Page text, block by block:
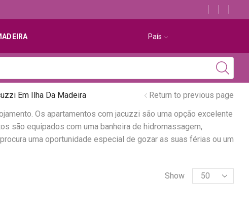
País
Em Ilha Da Madeira
Return to previous page
Os apartamentos com jacuzzi são uma opção excelente
são equipados com uma banheira de hidromassagem,
uma oportunidade especial de gozar as suas férias ou um
Show